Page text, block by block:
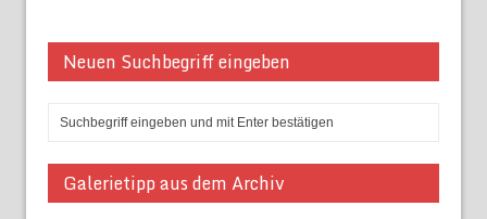
Neuen Suchbegriff eingeben
Galerietipp aus dem Archiv